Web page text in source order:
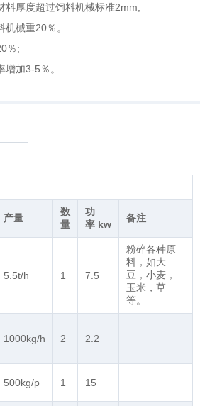
料厚度超过饲料机械标准2mm;
机械重20％。
％;
增加3-5％。
产量
数
量
功
率 kw
备注
5.5t/h 1 7.5
粉碎各种原
料，如大
豆，小麦，
玉米，草
等。
1000kg/h 2 2.2
500kg/p 1 15